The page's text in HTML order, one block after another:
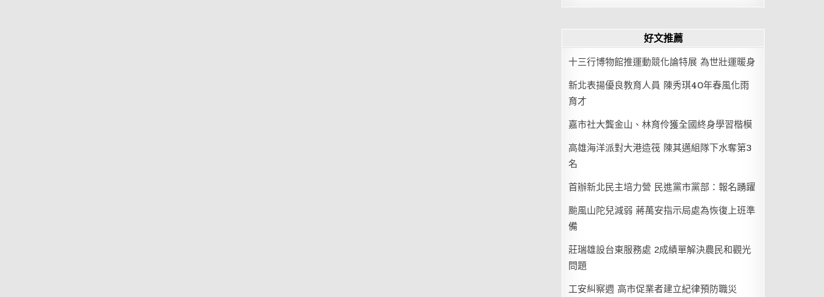
好文推薦
十三行博物館推運動競化論特展 為世壯運暖身
新北表揚優良教育人員 陳秀琪40年春風化雨
育才
嘉市社大龔金山、林育伶獲全國終身學習楷模
高雄海洋派對大港造筏 陳其邁組隊下水奪第3
名
首辦新北民主培力營 民進黨市黨部：報名踴躍
颱風山陀兒減弱 蔣萬安指示局處為恢復上班準
備
莊瑞雄設台東服務處 2成績單解決農民和觀光
問題
工安糾察週 高市促業者建立紀律預防職災